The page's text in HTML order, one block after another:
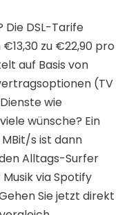
Die DSL-Tarife
zu €22,90 pro
auf Basis von
(TV
wie
wünsche? Ein
s ist dann
Alltags-Surfer
via Spotify
Sie jetzt direkt